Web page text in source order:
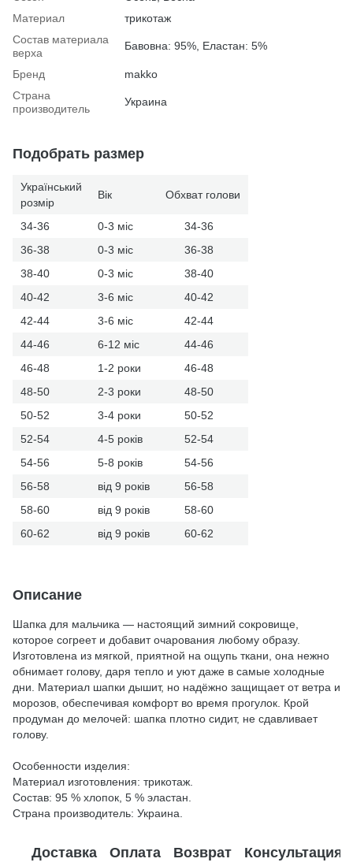
Материал
трикотаж
Состав материала
верха
Бавовна: 95%, Еластан: 5%
Бренд
makko
Страна
производитель
Украина
Подобрать размер
Український
розмір
Вік Обхват голови
34-36 0-3 міс
34-36
36-38
0-3 міс
36-38
38-40
0-3 міс
38-40
40-42
3-6 міс
40-42
42-44
3-6 міс
42-44
44-46
6-12 міс
44-46
46-48
1-2 роки
46-48
48-50
2-3 роки
48-50
50-52
3-4 роки
50-52
52-54
4-5 років
52-54
54-56
5-8 років
54-56
56-58
від 9 років
56-58
58-60
від 9 років
58-60
60-62
від 9 років 60-62
Описание
Шапка для мальчика — настоящий зимний сокровище,
которое согреет и добавит очарования любому образу.
Изготовлена из мягкой, приятной на ощупь ткани, она нежно
обнимает голову, даря тепло и уют даже в самые холодные
дни. Материал шапки дышит, но надёжно защищает от ветра и
морозов, обеспечивая комфорт во время прогулок. Крой
продуман до мелочей: шапка плотно сидит, не сдавливает
голову.
Особенности изделия:
Материал изготовления: трикотаж.
Состав: 95 % хлопок, 5 % эластан.
Страна производитель: Украина.
Доставка Оплата Возврат Консультация